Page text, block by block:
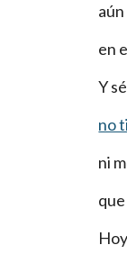
en
Y
no
ni
que